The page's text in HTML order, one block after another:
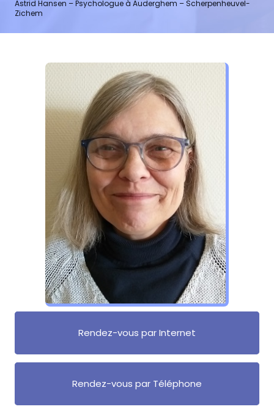
Astrid Hansen – Psychologue à Auderghem – Scherpenheuvel-
Zichem
Rendez-vous par Internet
Rendez-vous par Téléphone